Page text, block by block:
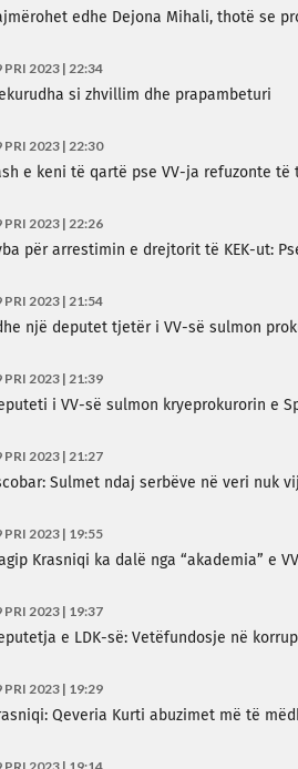
edhe Dejona Mihali, thotë se
PRI 2023 | 22:34
si zhvillim dhe prapambeturi
PRI 2023 | 22:30
e keni të qartë pse VV-ja refuzonte
PRI 2023 | 22:26
për arrestimin e drejtorit të KEK-ut:
PRI 2023 | 21:54
një deputet tjetër i VV-së sulmon
PRI 2023 | 21:39
i VV-së sulmon kryeprokurorin e
PRI 2023 | 21:27
Sulmet ndaj serbëve në veri nuk
PRI 2023 | 19:55
Krasniqi ka dalë nga “akademia” e
PRI 2023 | 19:37
e LDK-së: Vetëfundosje në
PRI 2023 | 19:29
Qeveria Kurti abuzimet më të